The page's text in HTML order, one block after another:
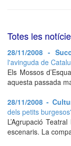
Totes les
28/11/2008 -
l'avinguda de
Els Mossos
aquesta passada
28/11/2008 -
dels petits
L’Agrupació
escenaris. La